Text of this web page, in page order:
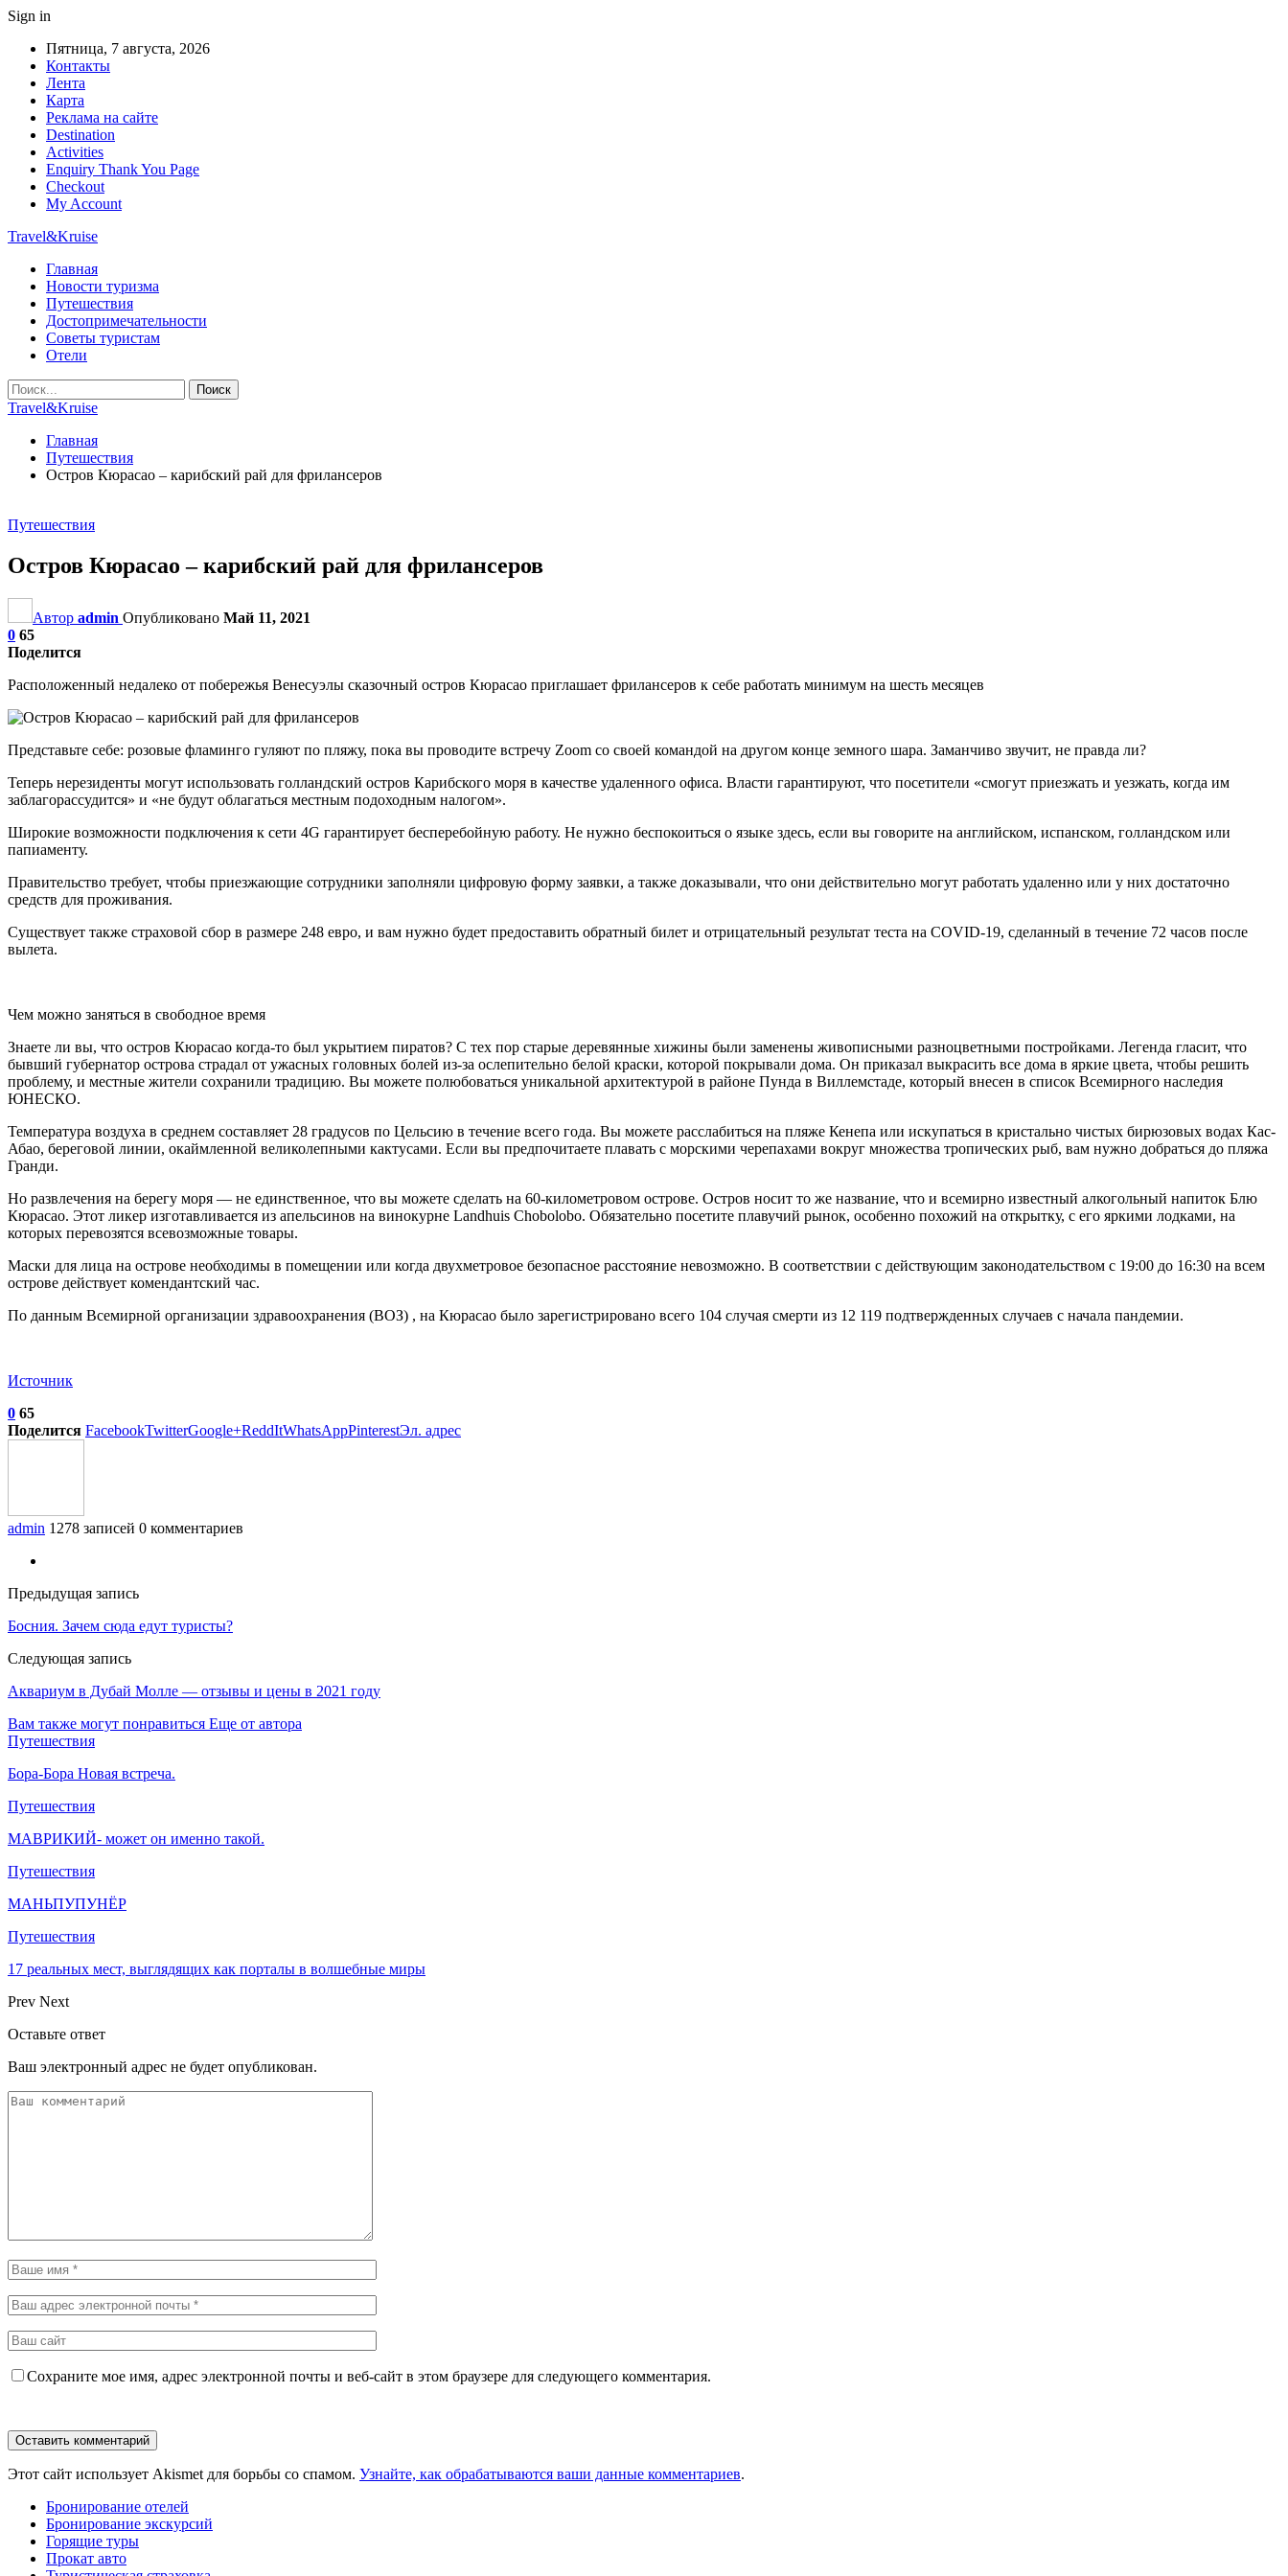
Sign in
Пятница, 7 августа, 2026
Контакты
Лента
Карта
Реклама на сайте
Destination
Activities
Enquiry Thank You Page
Checkout
My Account
Travel&Kruise
Главная
Новости туризма
Путешествия
Достопримечательности
Советы туристам
Отели
Travel&Kruise
Главная
Путешествия
Остров Кюрасао – карибский рай для фрилансеров
Путешествия
Остров Кюрасао – карибский рай для фрилансеров
Автор admin Опубликовано Май 11, 2021
0 65
Поделится
Расположенный недалеко от побережья Венесуэлы сказочный остров Кюрасао приглашает фрилансеров к себе работать минимум на шесть месяцев
Представьте себе: розовые фламинго гуляют по пляжу, пока вы проводите встречу Zoom со своей командой на другом конце земного шара. Заманчиво звучит, не правда ли?
Теперь нерезиденты могут использовать голландский остров Карибского моря в качестве удаленного офиса. Власти гарантируют, что посетители «смогут приезжать и уезжать, когда им
заблагорассудится» и «не будут облагаться местным подоходным налогом».
Широкие возможности подключения к сети 4G гарантирует бесперебойную работу. Не нужно беспокоиться о языке здесь, если вы говорите на английском, испанском, голландском или
папиаменту.
Правительство требует, чтобы приезжающие сотрудники заполняли цифровую форму заявки, а также доказывали, что они действительно могут работать удаленно или у них достаточно
средств для проживания.
Существует также страховой сбор в размере 248 евро, и вам нужно будет предоставить обратный билет и отрицательный результат теста на COVID-19, сделанный в течение 72 часов после
вылета.
Чем можно заняться в свободное время
Знаете ли вы, что остров Кюрасао когда-то был укрытием пиратов? С тех пор старые деревянные хижины были заменены живописными разноцветными постройками. Легенда гласит, что
бывший губернатор острова страдал от ужасных головных болей из-за ослепительно белой краски, которой покрывали дома. Он приказал выкрасить все дома в яркие цвета, чтобы решить
проблему, и местные жители сохранили традицию. Вы можете полюбоваться уникальной архитектурой в районе Пунда в Виллемстаде, который внесен в список Всемирного наследия
ЮНЕСКО.
Температура воздуха в среднем составляет 28 градусов по Цельсию в течение всего года. Вы можете расслабиться на пляже Кенепа или искупаться в кристально чистых бирюзовых водах Кас-
Абао, береговой линии, окаймленной великолепными кактусами. Если вы предпочитаете плавать с морскими черепахами вокруг множества тропических рыб, вам нужно добраться до пляжа
Гранди.
Но развлечения на берегу моря — не единственное, что вы можете сделать на 60-километровом острове. Остров носит то же название, что и всемирно известный алкогольный напиток Блю
Кюрасао. Этот ликер изготавливается из апельсинов на винокурне Landhuis Chobolobo. Обязательно посетите плавучий рынок, особенно похожий на открытку, с его яркими лодками, на
которых перевозятся всевозможные товары.
Маски для лица на острове необходимы в помещении или когда двухметровое безопасное расстояние невозможно. В соответствии с действующим законодательством с 19:00 до 16:30 на всем
острове действует комендантский час.
По данным Всемирной организации здравоохранения (ВОЗ) , на Кюрасао было зарегистрировано всего 104 случая смерти из 12 119 подтвержденных случаев с начала пандемии.
Источник
0 65
Поделится FacebookTwitterGoogle+ReddItWhatsAppPinterestЭл. адрес
admin 1278 записей 0 комментариев
Предыдущая запись
Босния. Зачем сюда едут туристы?
Следующая запись
Аквариум в Дубай Молле — отзывы и цены в 2021 году
Вам также могут понравиться Еще от автора
Путешествия
Бора-Бора Новая встреча.
Путешествия
МАВРИКИЙ- может он именно такой.
Путешествия
МАНЬПУПУНЁР
Путешествия
17 реальных мест, выглядящих как порталы в волшебные миры
Prev Next
Оставьте ответ
Ваш электронный адрес не будет опубликован.
Сохраните мое имя, адрес электронной почты и веб-сайт в этом браузере для следующего комментария.
Этот сайт использует Akismet для борьбы со спамом. Узнайте, как обрабатываются ваши данные комментариев.
Бронирование отелей
Бронирование экскурсий
Горящие туры
Прокат авто